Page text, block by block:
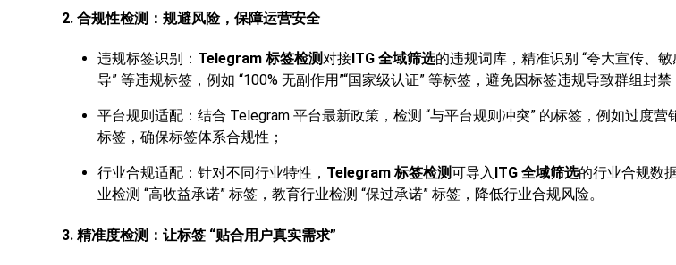
2. 合规性检测：规避风险，保障运营安全
违规标签识别： Telegram 标签检测对接 ITG 全域筛选的违规词库，精准识别 “夸大宣传、敏
导” 等违规标签，例如 “100% 无副作用”“国家级认证” 等标签，避免因标签违规导致群组封禁
平台规则适配：结合 Telegram 平台最新政策，检测 “与平台规则冲突” 的标签，例如过度营
标签，确保标签体系合规性；
行业合规适配：针对不同行业特性， Telegram 标签检测可导入 ITG 全域筛选的行业合规数
业检测 “高收益承诺” 标签，教育行业检测 “保过承诺” 标签，降低行业合规风险。
3. 精准度检测：让标签 “贴合用户真实需求”